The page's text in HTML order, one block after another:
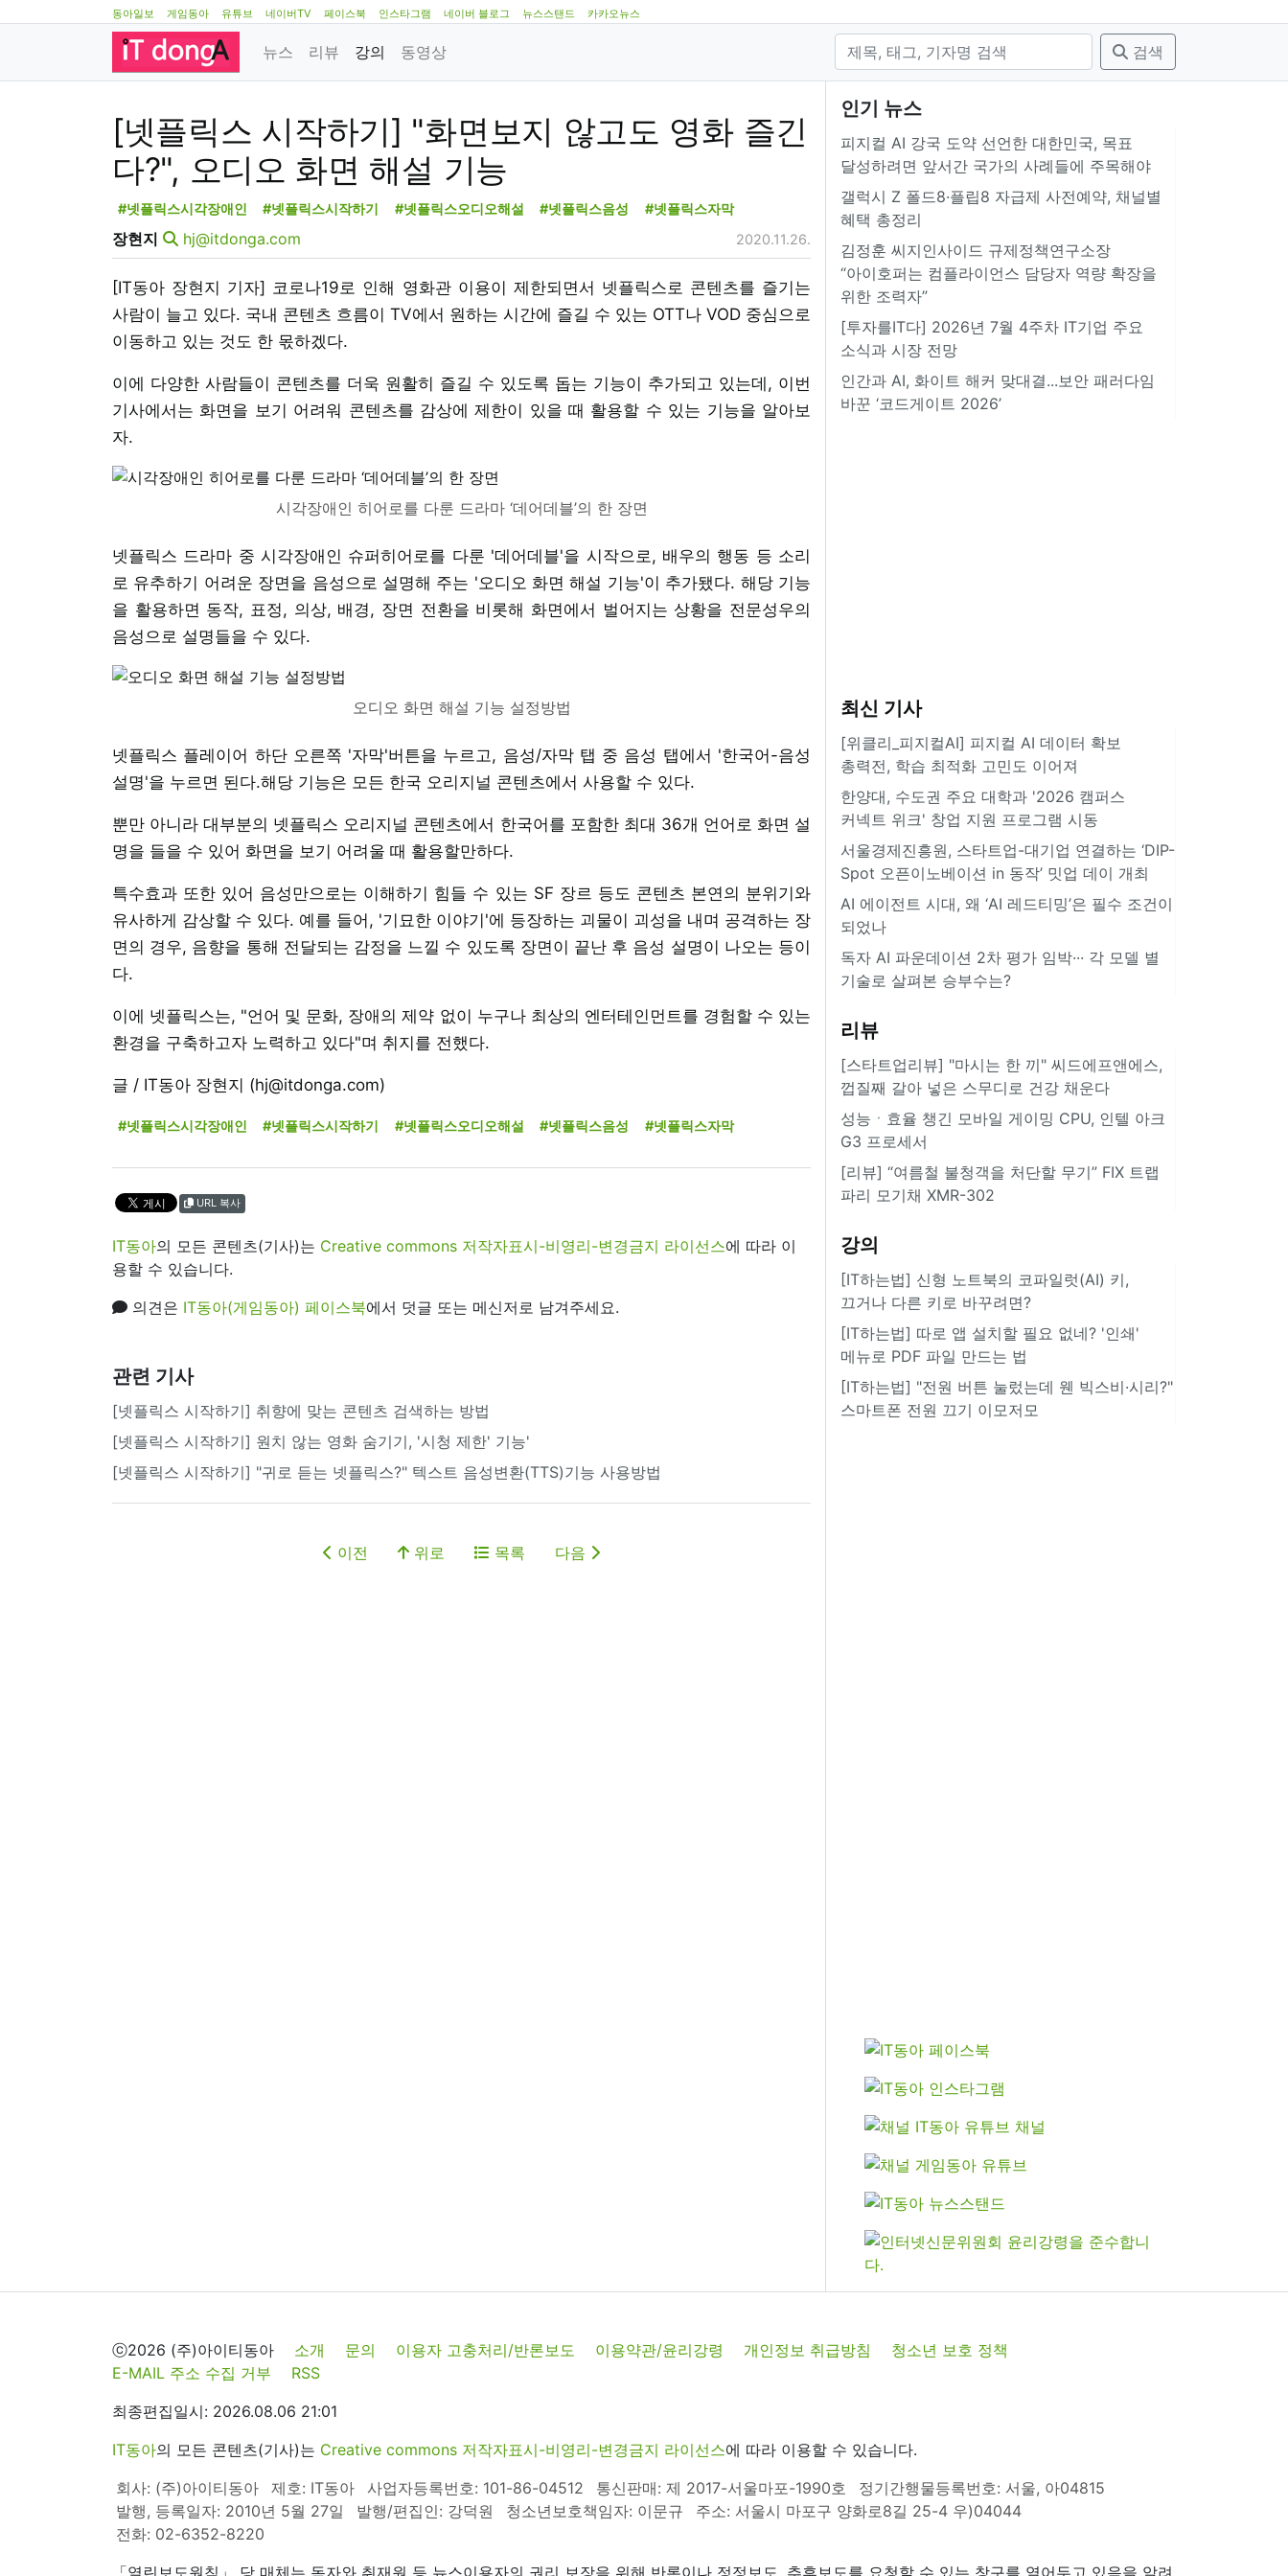
동아일보 게임동아 유튜브 네이버TV 페이스북 인스타그램 네이버 블로그 뉴스스탠드 카카오뉴스
뉴스 리뷰 강의 동영상 검색
[넷플릭스 시작하기] "화면보지 않고도 영화 즐긴
다?", 오디오 화면 해설 기능
#넷플릭스시각장애인 #넷플릭스시작하기 #넷플릭스오디오해설 #넷플릭스음성 #넷플릭스자막
장현지 hj@itdonga.com 2020.11.26.
[IT동아 장현지 기자] 코로나19로 인해 영화관 이용이 제한되면서 넷플릭스로 콘텐츠를 즐기는
사람이 늘고 있다. 국내 콘텐츠 흐름이 TV에서 원하는 시간에 즐길 수 있는 OTT나 VOD 중심으로
이동하고 있는 것도 한 몫하겠다.
이에 다양한 사람들이 콘텐츠를 더욱 원활히 즐길 수 있도록 돕는 기능이 추가되고 있는데, 이번
기사에서는 화면을 보기 어려워 콘텐츠를 감상에 제한이 있을 때 활용할 수 있는 기능을 알아보
자.
시각장애인 히어로를 다룬 드라마 ‘데어데블’의 한 장면
넷플릭스 드라마 중 시각장애인 슈퍼히어로를 다룬 '데어데블'을 시작으로, 배우의 행동 등 소리
로 유추하기 어려운 장면을 음성으로 설명해 주는 '오디오 화면 해설 기능'이 추가됐다. 해당 기능
을 활용하면 동작, 표정, 의상, 배경, 장면 전환을 비롯해 화면에서 벌어지는 상황을 전문성우의
음성으로 설명들을 수 있다.
오디오 화면 해설 기능 설정방법
넷플릭스 플레이어 하단 오른쪽 '자막'버튼을 누르고, 음성/자막 탭 중 음성 탭에서 '한국어-음성
설명'을 누르면 된다.해당 기능은 모든 한국 오리지널 콘텐츠에서 사용할 수 있다.
뿐만 아니라 대부분의 넷플릭스 오리지널 콘텐츠에서 한국어를 포함한 최대 36개 언어로 화면 설
명을 들을 수 있어 화면을 보기 어려울 때 활용할만하다.
특수효과 또한 있어 음성만으로는 이해하기 힘들 수 있는 SF 장르 등도 콘텐츠 본연의 분위기와
유사하게 감상할 수 있다. 예를 들어, '기묘한 이야기'에 등장하는 괴물이 괴성을 내며 공격하는 장
면의 경우, 음향을 통해 전달되는 감정을 느낄 수 있도록 장면이 끝난 후 음성 설명이 나오는 등이
다.
이에 넷플릭스는, "언어 및 문화, 장애의 제약 없이 누구나 최상의 엔터테인먼트를 경험할 수 있는
환경을 구축하고자 노력하고 있다"며 취지를 전했다.
글 / IT동아 장현지 (hj@itdonga.com)
#넷플릭스시각장애인 #넷플릭스시작하기 #넷플릭스오디오해설 #넷플릭스음성 #넷플릭스자막
URL 복사
IT동아의 모든 콘텐츠(기사)는 Creative commons 저작자표시-비영리-변경금지 라이선스에 따라 이
용할 수 있습니다.
의견은 IT동아(게임동아) 페이스북에서 덧글 또는 메신저로 남겨주세요.
관련 기사
[넷플릭스 시작하기] 취향에 맞는 콘텐츠 검색하는 방법
[넷플릭스 시작하기] 원치 않는 영화 숨기기, '시청 제한' 기능'
[넷플릭스 시작하기] "귀로 듣는 넷플릭스?" 텍스트 음성변환(TTS)기능 사용방법
이전 위로 목록 다음
인기 뉴스
피지컬 AI 강국 도약 선언한 대한민국, 목표
달성하려면 앞서간 국가의 사례들에 주목해야
갤럭시 Z 폴드8·플립8 자급제 사전예약, 채널별
혜택 총정리
김정훈 씨지인사이드 규제정책연구소장
“아이호퍼는 컴플라이언스 담당자 역량 확장을
위한 조력자”
[투자를IT다] 2026년 7월 4주차 IT기업 주요
소식과 시장 전망
인간과 AI, 화이트 해커 맞대결...보안 패러다임
바꾼 ‘코드게이트 2026’
최신 기사
[위클리_피지컬AI] 피지컬 AI 데이터 확보
총력전, 학습 최적화 고민도 이어져
한양대, 수도권 주요 대학과 '2026 캠퍼스
커넥트 위크' 창업 지원 프로그램 시동
서울경제진흥원, 스타트업-대기업 연결하는 ‘DIP-
Spot 오픈이노베이션 in 동작’ 밋업 데이 개최
AI 에이전트 시대, 왜 ‘AI 레드티밍’은 필수 조건이
되었나
독자 AI 파운데이션 2차 평가 임박··· 각 모델 별
기술로 살펴본 승부수는?
리뷰
[스타트업리뷰] "마시는 한 끼" 씨드에프앤에스,
껍질째 갈아 넣은 스무디로 건강 채운다
성능ㆍ효율 챙긴 모바일 게이밍 CPU, 인텔 아크
G3 프로세서
[리뷰] “여름철 불청객을 처단할 무기” FIX 트랩
파리 모기채 XMR-302
강의
[IT하는법] 신형 노트북의 코파일럿(AI) 키,
끄거나 다른 키로 바꾸려면?
[IT하는법] 따로 앱 설치할 필요 없네? '인쇄'
메뉴로 PDF 파일 만드는 법
[IT하는법] "전원 버튼 눌렀는데 웬 빅스비·시리?"
스마트폰 전원 끄기 이모저모
ⓒ2026 (주)아이티동아 소개 문의 이용자 고충처리/반론보도 이용약관/윤리강령 개인정보 취급방침
청소년 보호 정책
E-MAIL 주소 수집 거부
RSS
최종편집일시: 2026.08.06 21:01
IT동아의 모든 콘텐츠(기사)는 Creative commons 저작자표시-비영리-변경금지 라이선스에 따라 이용할 수 있습니다.
회사: (주)아이티동아
제호: IT동아 사업자등록번호: 101-86-04512 통신판매: 제 2017-서울마포-1990호
정기간행물등록번호: 서울, 아04815
발행, 등록일자: 2010년 5월 27일
발행/편집인: 강덕원 청소년보호책임자: 이문규
주소: 서울시 마포구 양화로8길 25-4 우)04044
전화: 02-6352-8220
「열린보도원칙」 당 매체는 독자와 취재원 등 뉴스이용자의 권리 보장을 위해 반론이나 정정보도, 추후보도를 요청할 수 있는 창구를 열어두고 있음을 알려